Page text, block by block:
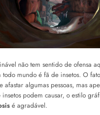
não tem sentido de ofensa
todo mundo é fã de insetos. O
afastar algumas pessoas, mas
podem causar, o estilo
é agradável.